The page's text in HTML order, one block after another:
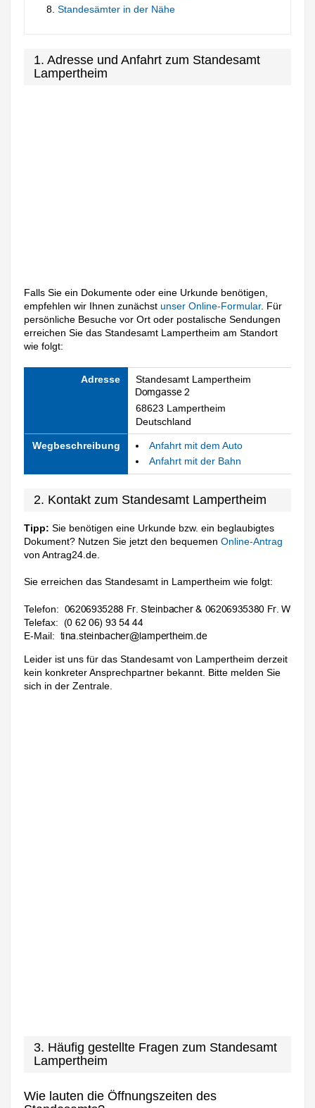
Standesämter in der Nähe
1. Adresse und Anfahrt zum Standesamt
Lampertheim
Falls Sie ein Dokumente oder eine Urkunde benötigen,
empfehlen wir Ihnen zunächstunser Online-Formular. Für
persönliche Besuche vor Ort oder postalische Sendungen
erreichen Sie das Standesamt Lampertheim am Standort
wie folgt:
Adresse Standesamt Lampertheim
68623 Lampertheim
Deutschland
Wegbeschreibung
Anfahrt mit dem Auto
Anfahrt mit der Bahn
2. Kontakt zum Standesamt Lampertheim
Tipp: Sie benötigen eine Urkunde bzw. ein beglaubigtes
Dokument? Nutzen Sie jetzt den bequemenOnline-Antrag
von Antrag24.de.
Sie erreichen das Standesamt in Lampertheim wie folgt:
Telefon:
Telefax:
E-Mail:
Leider ist uns für das Standesamt von Lampertheim derzeit
kein konkreter Ansprechpartner bekannt. Bitte melden Sie
sich in der Zentrale.
3. Häufig gestellte Fragen zum Standesamt
Lampertheim
Wie lauten die Öffnungszeiten des